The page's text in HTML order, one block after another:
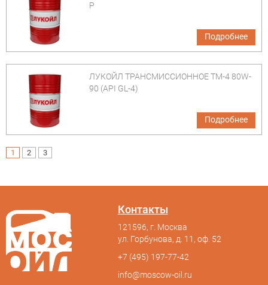
Р
Подробнее
ЛУКОЙЛ ТРАНСМИССИОННОЕ ТМ-4 80W-
90 (API GL-4)
Подробнее
1 2 3
Контакты
121596, г. Москва
ул. Горбунова, д. 11, оф. 52
+7 (495) 197-77-42
info@moscow-oil.ru